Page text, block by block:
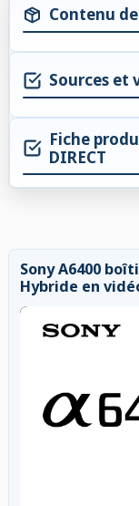
Contenu
Sources et
Fiche
DIRECT
Sony A6400
Hybride en